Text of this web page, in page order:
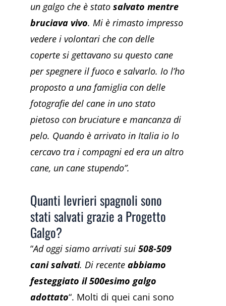
un galgo che è stato salvato mentre
bruciava vivo. Mi è rimasto impresso
vedere i volontari che con delle
coperte si gettavano su questo cane
per spegnere il fuoco e salvarlo. Io l’ho
proposto a una famiglia con delle
fotografie del cane in uno stato
pietoso con bruciature e mancanza di
pelo. Quando è arrivato in Italia io lo
cercavo tra i compagni ed era un altro
cane, un cane stupendo”.
Quanti levrieri spagnoli sono
stati salvati grazie a Progetto
Galgo?
“Ad oggi siamo arrivati sui 508-509
cani salvati. Di recente abbiamo
festeggiato il 500esimo galgo
adottato“. Molti di quei cani sono